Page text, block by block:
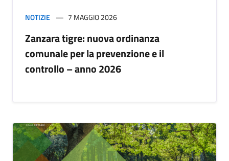
NOTIZIE 7 MAGGIO 2026
Zanzara tigre: nuova ordinanza
comunale per la prevenzione e il
controllo – anno 2026